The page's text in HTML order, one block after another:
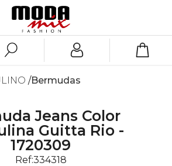
Bermudas
Jeans Color
Guitta Rio -
1720309
Ref:334318